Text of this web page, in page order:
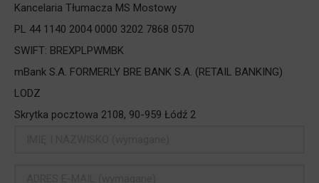
Kancelaria Tłumacza MS Mostowy
PL 44 1140 2004 0000 3202 7868 0570
SWIFT: BREXPLPWMBK
mBank S.A. FORMERLY BRE BANK S.A. (RETAIL BANKING)
LODZ
Skrytka pocztowa 2108, 90-959 Łódź 2